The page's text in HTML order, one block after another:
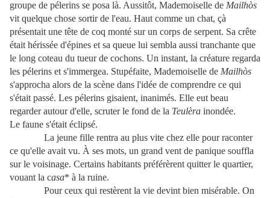
groupe de pélerins se posa là. Aussitôt, Mademoiselle de Mailhòs
vit quelque chose sortir de l'eau. Haut comme un chat, çà
présentait une tête de coq monté sur un corps de serpent. Sa crête
était hérissée d'épines et sa queue lui sembla aussi tranchante que
le long coteau du tueur de cochons. Un instant, la créature regarda
les pélerins et s'immergea. Stupéfaite, Mademoiselle de Mailhòs
s'approcha alors de la scène dans l'idée de comprendre ce qui
s'était passé. Les pélerins gisaient, inanimés. Elle eut beau
regarder autour d'elle, scruter le fond de la Teulèra inondée.
Le faune s'était éclipsé.
La jeune fille rentra au plus vite chez elle pour raconter
ce qu'elle avait vu. À ses mots, un grand vent de panique souffla
sur le voisinage. Certains habitants préférèrent quitter le quartier,
vouant la casa* à la ruine.
Pour ceux qui restèrent la vie devint bien misérable. On